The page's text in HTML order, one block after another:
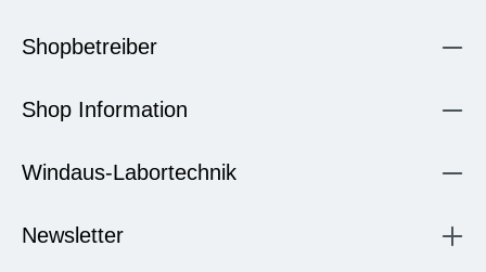
Shopbetreiber
Shop Information
Windaus-Labortechnik
Newsletter